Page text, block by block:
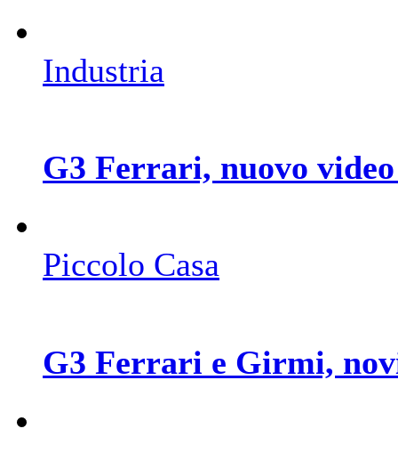
Industria
G3 Ferrari, nuovo
Piccolo Casa
G3 Ferrari e Girmi,